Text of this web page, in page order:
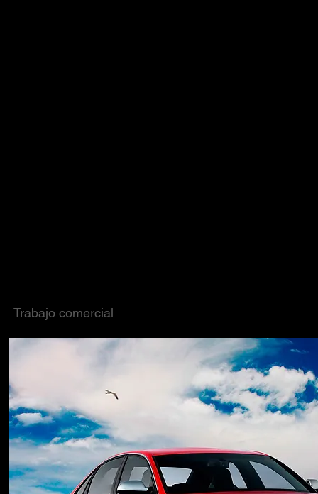
Trabajo comercial